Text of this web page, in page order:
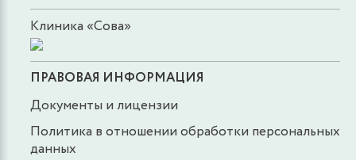
Клиника «Сова»
ПРАВОВАЯ ИНФОРМАЦИЯ
Документы и лицензии
Политика в отношении обработки персональных
данных